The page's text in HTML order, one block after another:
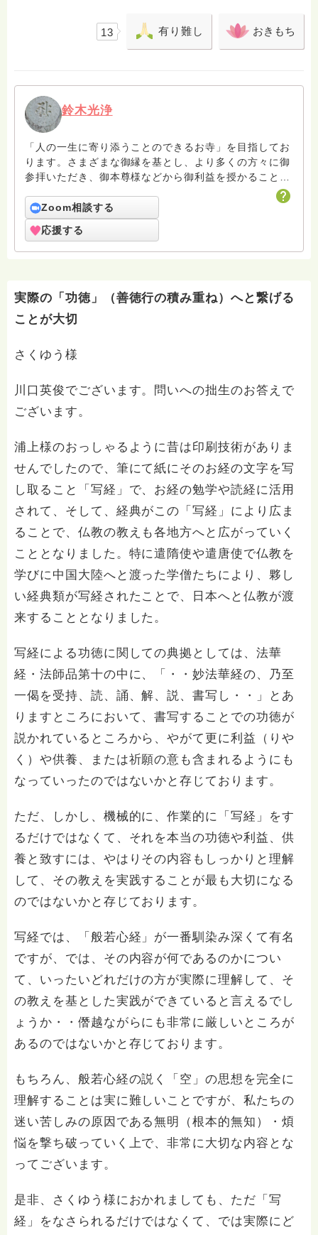
13 有り難し おきもち
鈴木光浄
「人の一生に寄り添うことのできるお寺」を目指してお
ります。さまざまな御縁を基とし、より多くの方々に御
参拝いただき、御本尊様などから御利益を授かることを
願っております。 また、本来お寺の持つ機能として、
「学び」「癒し」「楽しみ」などがあったとお聞きしま
す。 あらゆる可能性に対して、日々精進しながら日々
模索しながら、多くの方々との御縁がつながっていくこ
とを願っております。合掌
Zoom相談する
応援する
実際の「功徳」（善徳行の積み重ね）へと繋げる
ことが大切
さくゆう様
川口英俊でございます。問いへの拙生のお答えで
ございます。
浦上様のおっしゃるように昔は印刷技術がありま
せんでしたので、筆にて紙にそのお経の文字を写
し取ること「写経」で、お経の勉学や読経に活用
されて、そして、経典がこの「写経」により広ま
ることで、仏教の教えも各地方へと広がっていく
こととなりました。特に遣隋使や遣唐使で仏教を
学びに中国大陸へと渡った学僧たちにより、夥し
い経典類が写経されたことで、日本へと仏教が渡
来することとなりました。
写経による功徳に関しての典拠としては、法華
経・法師品第十の中に、「・・妙法華経の、乃至
一偈を受持、読、誦、解、説、書写し・・」とあ
りますところにおいて、書写することでの功徳が
説かれているところから、やがて更に利益（りや
く）や供養、または祈願の意も含まれるようにも
なっていったのではないかと存じております。
ただ、しかし、機械的に、作業的に「写経」をす
るだけではなくて、それを本当の功徳や利益、供
養と致すには、やはりその内容もしっかりと理解
して、その教えを実践することが最も大切になる
のではないかと存じております。
写経では、「般若心経」が一番馴染み深くて有名
ですが、では、その内容が何であるのかについ
て、いったいどれだけの方が実際に理解して、そ
の教えを基とした実践ができていると言えるでし
ょうか・・僭越ながらにも非常に厳しいところが
あるのではないかと存じております。
もちろん、般若心経の説く「空」の思想を完全に
理解することは実に難しいことですが、私たちの
迷い苦しみの原因である無明（根本的無知）・煩
悩を撃ち破っていく上で、非常に大切な内容とな
ってございます。
是非、さくゆう様におかれましても、ただ「写
経」をなさられるだけではなくて、では実際にど